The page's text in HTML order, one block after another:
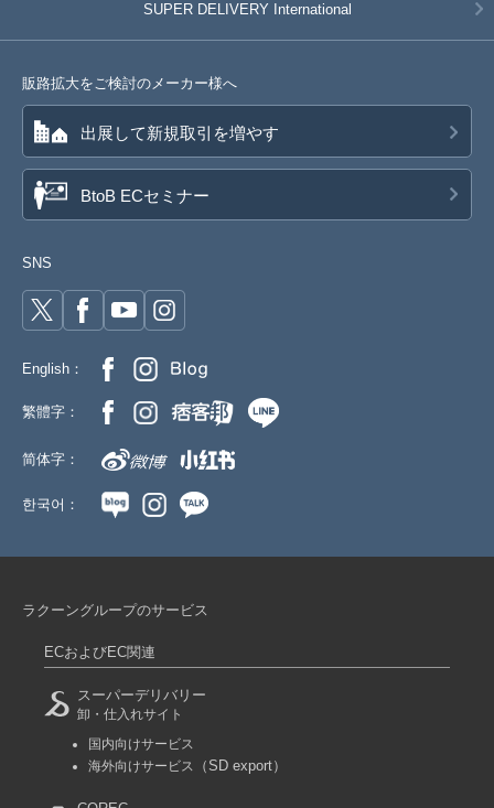
SUPER DELIVERY International
販路拡大をご検討のメーカー様へ
出展して新規取引を増やす
BtoB ECセミナー
SNS
English：
繁體字：
简体字：
한국어：
ラクーングループのサービス
ECおよびEC関連
スーパーデリバリー
卸・仕入れサイト
国内向けサービス
海外向けサービス
（SD export）